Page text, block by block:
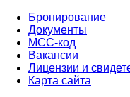
Бронирование
Документы
МСС-код
Вакансии
Лицензии и
Карта сайта